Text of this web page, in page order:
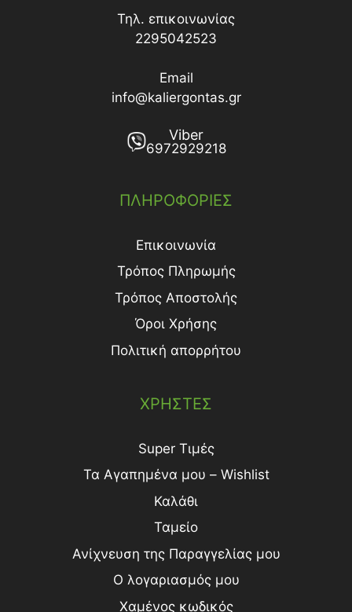
Τηλ. επικοινωνίας
2295042523
Email
info@kaliergontas.gr
Viber
6972929218
ΠΛΗΡΟΦΟΡΙΕΣ
Επικοινωνία
Τρόπος Πληρωμής
Τρόπος Aποστολής
Όροι Χρήσης
Πολιτική απορρήτου
ΧΡΗΣΤΕΣ
Super Τιμές
Τα Αγαπημένα μου – Wishlist
Καλάθι
Ταμείο
Ανίχνευση της Παραγγελίας μου
Ο λογαριασμός μου
Χαμένος κωδικός